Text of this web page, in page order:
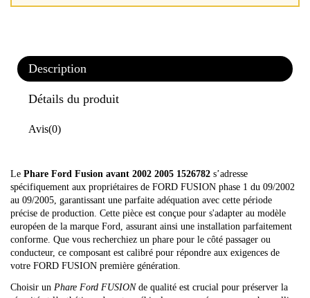
Description
Détails du produit
Avis(0)
Le Phare Ford Fusion avant 2002 2005 1526782 s’adresse
spécifiquement aux propriétaires de FORD FUSION phase 1 du 09/2002
au 09/2005, garantissant une parfaite adéquation avec cette période
précise de production. Cette pièce est conçue pour s'adapter au modèle
européen de la marque Ford, assurant ainsi une installation parfaitement
conforme. Que vous recherchiez un phare pour le côté passager ou
conducteur, ce composant est calibré pour répondre aux exigences de
votre FORD FUSION première génération.
Choisir un Phare Ford FUSIONde qualité est crucial pour préserver la